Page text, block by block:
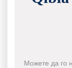
Можете да го